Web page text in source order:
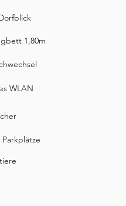
1,80m
WLAN
Parkplätze